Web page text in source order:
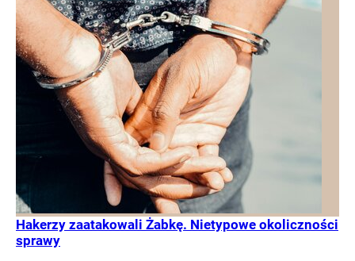
Hakerzy zaatakowali Żabkę. Nietypowe okoliczności
sprawy